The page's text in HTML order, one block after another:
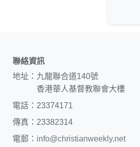
聯絡資訊
地址：九龍聯合道140號
香港華人基督教聯會大樓
電話：23374171
傳真：23382314
電郵： info@christianweekly.net